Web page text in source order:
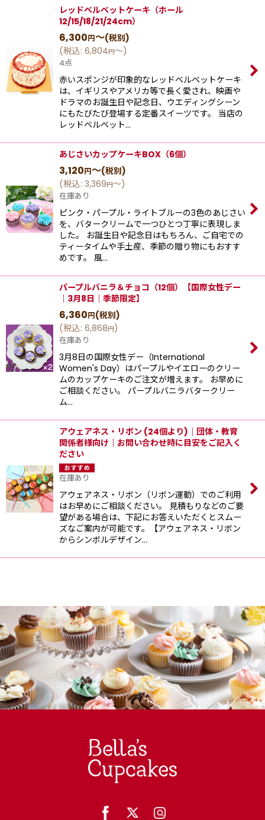
レッドベルベットケーキ（ホール
12/15/18/21/24cm）
6,300円～(税別)
(税込: 6,804円～)
4点
赤いスポンジが印象的なレッドベルベットケーキ
は、イギリスやアメリカ等で長く愛され、映画や
ドラマのお誕生日や記念日、ウエディングシーン
にもたびたび登場する定番スイーツです。 当店の
レッドベルベット…
あじさいカップケーキBOX（6個）
3,120円～(税別)
(税込: 3,369円～)
在庫あり
ピンク・パープル・ライトブルーの3色のあじさい
を、バタークリームで一つひとつ丁寧に表現しま
した。 お誕生日や記念日はもちろん、ご自宅での
ティータイムや手土産、季節の贈り物にもおすす
めです。 風…
パープルバニラ＆チョコ（12個）【国際女性デー
｜3月8日｜季節限定】
6,360円(税別)
(税込: 6,868円)
在庫あり
3月8日の国際女性デー（International
Women's Day）はパープルやイエローのクリー
ムのカップケーキのご注文が増えます。 お早めに
ご相談ください。 パープルバニラバタークリー
ム…
アウェアネス・リボン (24個より)｜団体・教育
関係者様向け｜お問い合わせ時に目安をご記入く
ださい
在庫あり
アウェアネス・リボン（リボン運動）でのご利用
はお早めにご相談ください。 見積もりなどのご要
望がある場合は、下記にお答えいただくとスムー
ズなご案内が可能です。【アウェアネス・リボン
からシンボルデザイン…